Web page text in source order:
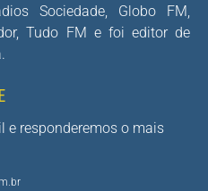
Sociedade, Globo FM,
Tudo FM e foi editor de
e responderemos o mais